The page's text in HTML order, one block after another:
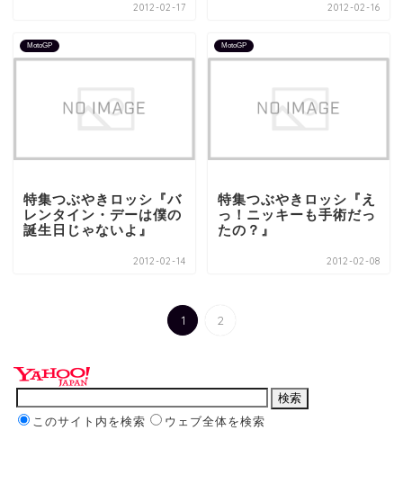
2012-02-17 2012-02-16
MotoGP
特集つぶやきロッシ『バ
レンタイン・デーは僕の
誕生日じゃないよ』
2012-02-14
MotoGP
特集つぶやきロッシ『え
っ！ニッキーも手術だっ
たの？』
2012-02-08
1 2
このサイト内を検索 ウェブ全体を検索